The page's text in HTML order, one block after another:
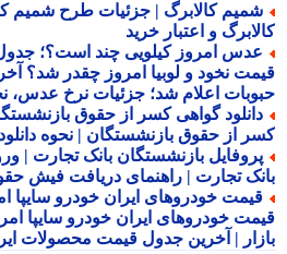
کالابرگ | جزئیات طرح شمیم
و اعتبار خرید
امروز کیلویی چند است؟؛ جدول
نخود و لوبیا امروز چقدر شد؟ آخرین
اعلام شد؛ جزئیات نرخ عدس، نخود
گواهی کسر از حقوق بازنشستگان
از حقوق بازنشستگان | نحوه دانلود
بازنشستگان بانک تجارت | ورود
تجارت | راهنمای دریافت فیش
| آخرین جدول قیمت محصولات ایران